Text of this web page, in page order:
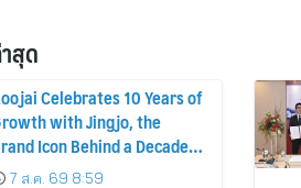
สุด
Celebrates 10 Years of
with Jingjo, the
Icon Behind a Decade
Insurance Innovation
7 ส.ค. 69 8:59